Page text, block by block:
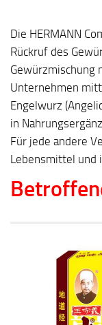
Die HERMANN
Rückruf des
Gewürzmischung
Unternehmen
Engelwurz
in
Für jede andere
Lebensmittel und